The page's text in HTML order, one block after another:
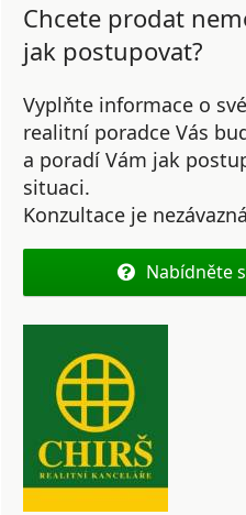
Chcete prodat
jak postupovat?
Vyplňte informace o
realitní poradce Vás
a poradí Vám jak
situaci.
Konzultace je
Nabídněte